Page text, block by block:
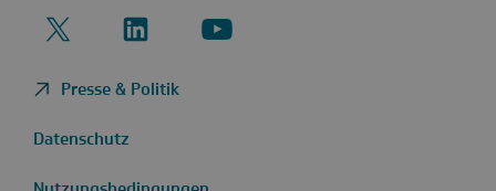
Twitter
LinkedIn
YouTube
Presse & Politik
Datenschutz